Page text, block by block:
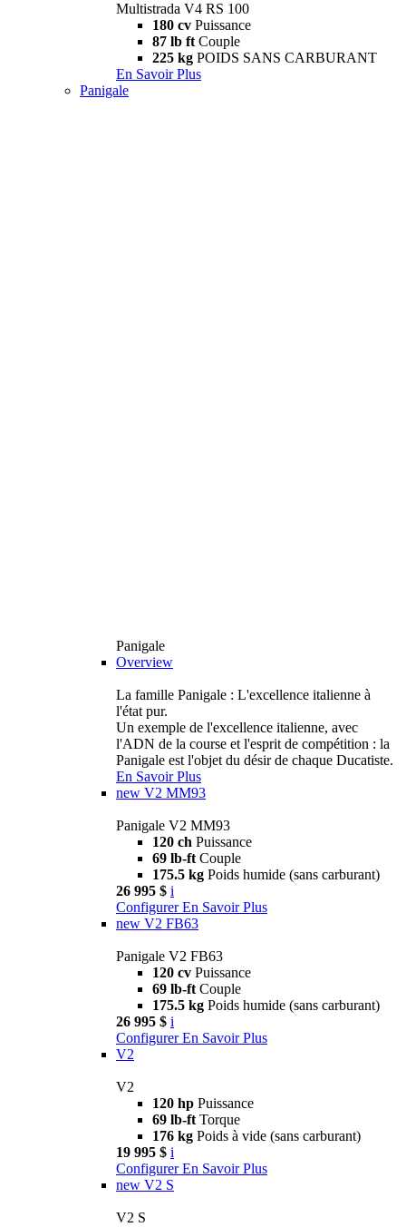
Multistrada V4 RS 100
180 cv Puissance
87 lb ft Couple
225 kg POIDS SANS CARBURANT
En Savoir Plus
Panigale
Panigale
Overview
La famille Panigale : L'excellence italienne à
l'état pur.
Un exemple de l'excellence italienne, avec
l'ADN de la course et l'esprit de compétition : la
Panigale est l'objet du désir de chaque Ducatiste.
En Savoir Plus
new V2 MM93
Panigale V2 MM93
120 ch Puissance
69 lb-ft Couple
175.5 kg Poids humide (sans carburant)
26 995 $ i
Configurer En Savoir Plus
new V2 FB63
Panigale V2 FB63
120 cv Puissance
69 lb-ft Couple
175.5 kg Poids humide (sans carburant)
26 995 $ i
Configurer En Savoir Plus
V2
V2
120 hp Puissance
69 lb-ft Torque
176 kg Poids à vide (sans carburant)
19 995 $ i
Configurer En Savoir Plus
new V2 S
V2 S